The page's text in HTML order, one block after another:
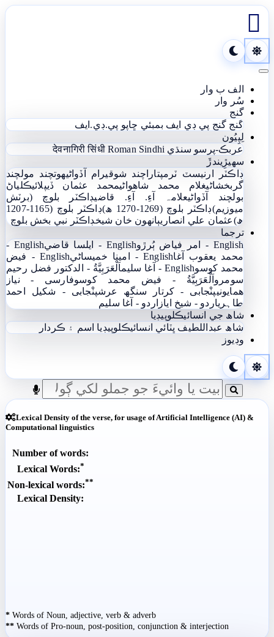

Toggle navigation
الف ب وار
سُر وار
گنج
گنج گنج پي ڊي ايف بمبئي ڇاپو پي.ڊي.ايف
لِپِيُون
عربڪ-پرسو سنڌي
देवनागिरी सिंधी Roman Sindhi
سھيڙِيندڙَ
ڊاڪٽر ارنيسٽ ٽرمپتاراچند شوقيرام آڏواڻيھوتچند مولچند
گربخشاڻيغلام محمد شاھواڻيمحمد عثمان ڏيپلائيڪلياڻ
بولچند آڏواڻيعلامہ آءِ. آءِ. قاضيڊاڪٽر بلوچ (برٽش
ميوزيم)ڊاڪٽر بلوچ (1269-1270 ھ)
ڊاڪٽر بلوچ (1165-1207
ھ)عثمان علي انصاريٻانهون خان شيخڊاڪٽر نبي بخش بلوچ
ترجما
English - امر فياض ٻُرڙو
English - ايلسا قاضي
English -
محمد يعقوب آغاEnglish - امينا خميساڻي
English - فيض
محمد کوسوEnglish - آغا سليم
اَلْعَرَبِيَّةُ - الدکتور فضل رحیم
سومرو اَلْعَرَبِيَّةُ - فيض محمد کوسوفارسی - نياز
ھمايونيپنْجابی - کرتار سنگھ عرشپنْجابی - شکیل احمد
طاہریاردو - شيخ اياز اردو - آغا سليم
شاھ جي انسائيڪلوپيڊيا
شاھ عبداللطيف ڀٽائي انسائيڪلوپيڊيا اسم ۽ ڪردار
وڊيوز
Lexical Density of the verse, for usage of Artificial Intelligence (AI) &
Computational linguistics
Number of words:
Lexical Words:*
Non-lexical words:**
Lexical Density:
* Words of Noun, adjective, verb & adverb
** Words of Pro-noun, post-position, conjunction & interjection